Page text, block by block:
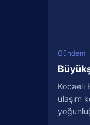
Gündem
Kocaeli
ulaşım